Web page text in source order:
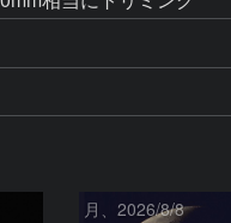
月、2026/8/8